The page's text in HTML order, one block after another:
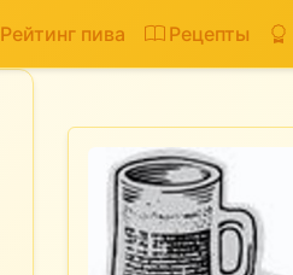
Рейтинг пива Рецепты